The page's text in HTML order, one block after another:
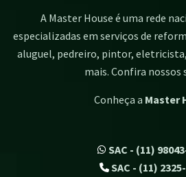
A Master House é uma rede
especializadas em serviços de
aluguel, pedreiro, pintor,
mais. Confira nossos
Conheça a Master
SAC - (11)
SAC - (11)